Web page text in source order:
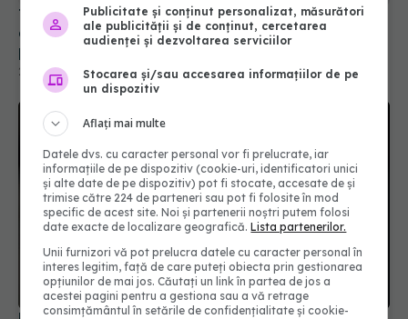
Trei medicamente noi promit să reducă drastic
colesterolul. Așteaptă doar unda verde din
partea UE
27 iul 2026, 21:15
Publicitate și conținut personalizat, măsurători
ale publicității și de conținut, cercetarea
audienței și dezvoltarea serviciilor
Stocarea și/sau accesarea informațiilor de pe
un dispozitiv
Aflați mai multe
Datele dvs. cu caracter personal vor fi prelucrate, iar
informațiile de pe dispozitiv (cookie-uri, identificatori unici
și alte date de pe dispozitiv) pot fi stocate, accesate de și
trimise către 224 de parteneri sau pot fi folosite în mod
specific de acest site. Noi și partenerii noștri putem folosi
date exacte de localizare geografică.Lista partenerilor.
Unii furnizori vă pot prelucra datele cu caracter personal în
interes legitim, față de care puteți obiecta prin gestionarea
opțiunilor de mai jos. Căutați un link în partea de jos a
acestei pagini pentru a gestiona sau a vă retrage
consimțământul în setările de confidențialitate și cookie-